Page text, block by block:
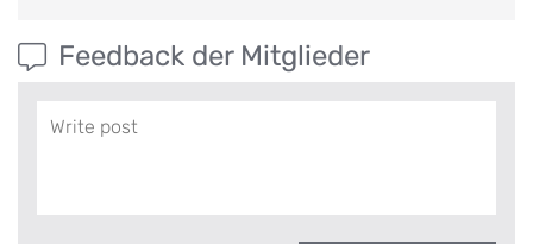
Feedback der Mitglieder